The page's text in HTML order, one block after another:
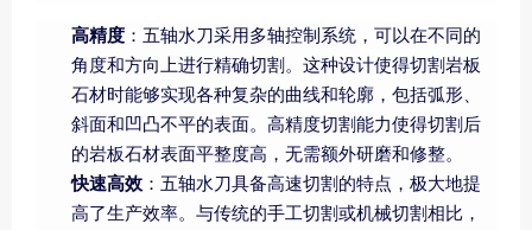
高精度 ：五轴水刀采用多轴控制系统，可以在不同的
角度和方向上进行精确切割。这种设计使得切割岩板
石材时能够实现各种复杂的曲线和轮廓，包括弧形、
斜面和凹凸不平的表面。高精度切割能力使得切割后
的岩板石材表面平整度高，无需额外研磨和修整。
快速高效 ：五轴水刀具备高速切割的特点，极大地提
高了生产效率。与传统的手工切割或机械切割相比，